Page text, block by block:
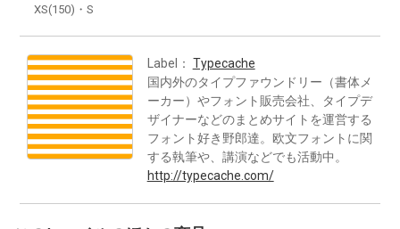
XS(150)・S
Label： Typecache
国内外のタイプファウンドリー（書体メ
ーカー）やフォント販売会社、タイプデ
ザイナーなどのまとめサイトを運営する
フォント好き野郎達。欧文フォントに関
する執筆や、講演などでも活動中。
http://typecache.com/